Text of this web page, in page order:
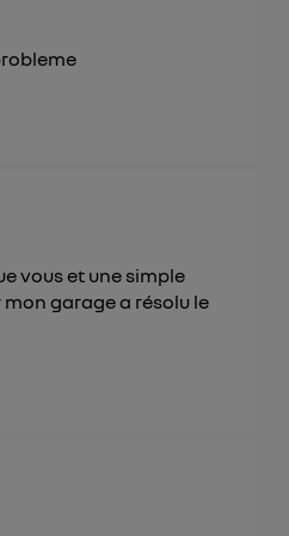
vous et une simple
garage a résolu le